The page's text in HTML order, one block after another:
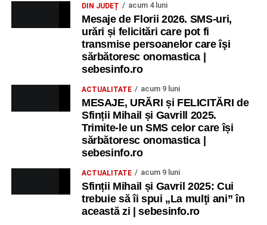
– Grădina Muzeului Municipal „Ioan Raica”
Sebeș: încheierea Școlii de vară„Curcubeul Prieteniei”
– Aula Primăriei Municipiului Sebeș:
festivitatea de premiere a șefilor de promoție și a elevilor
Evaluare Națională și Bacalaureat.
– Parcul Tineretului: Spectacol pentru copii și
Alexandra Pamfilie și Școala de muzică„DoReMi”
Ancuța Stănuș și grupul de folclor;
DIN JUDEȚ acum 4 luni
Mesaje de Florii 2026. SMS-uri,
urări și felicitări care pot fi
transmise persoanelor care îşi
sărbătoresc onomastica |
sebesinfo.ro
ACTUALITATE acum 9 luni
MESAJE, URĂRI și FELICITĂRI de
Sfinții Mihail și Gavrill 2025.
Trimite-le un SMS celor care își
sărbătoresc onomastica |
sebesinfo.ro
ACTUALITATE acum 9 luni
Sfinții Mihail și Gavril 2025: Cui
trebuie să îi spui „La mulţi ani” în
această zi | sebesinfo.ro